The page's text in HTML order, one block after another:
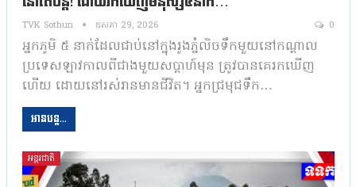
TVK Sothun ឧសភា 29, 2026 0
អ្នកភូមិ ៥ នាក់ដែលជាប់នៅក្នុងរូងភ្នំលិចទឹកមួយនៅកណ្តាល
ប្រទេសឡាវកាលពីជាងមួយសប្តាហ៍មុន ត្រូវបានគេរកឃើញ
ហើយ ដោយនៅរស់រានមានជីវិត។ អ្នកជ្រមុជទឹក…
អានបន្ត...
អន្តរជាតិ